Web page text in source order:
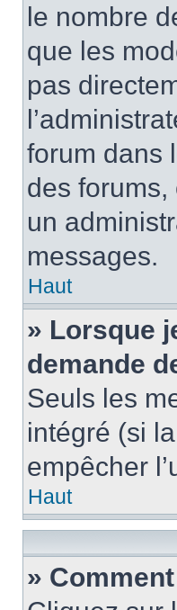
le nombre
que les
pas
forum dans
des
un
messages.
Haut
» Lorsque
demande
Seuls les
intégré (si
empêcher
Haut
»